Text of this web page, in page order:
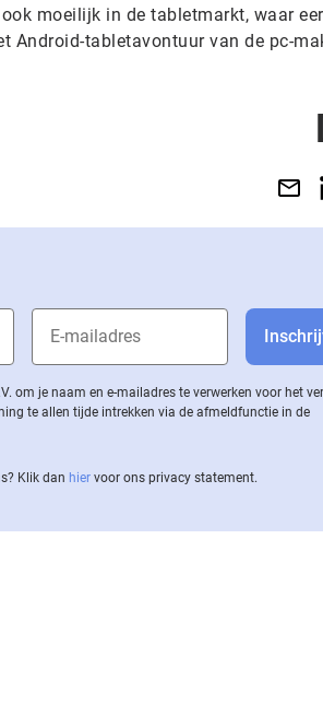
moeilijk in de tabletmarkt, waar
Android-tabletavontuur van de pc-
om je naam en e-mailadres te verwerken voor het
te allen tijde intrekken via de af­meld­func­tie in de
Klik dan hier voor ons privacy statement.